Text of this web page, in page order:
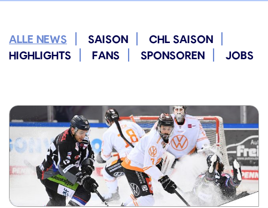
ALLE NEWS SAISON
CHL SAISON
HIGHLIGHTS
FANS SPONSOREN JOBS